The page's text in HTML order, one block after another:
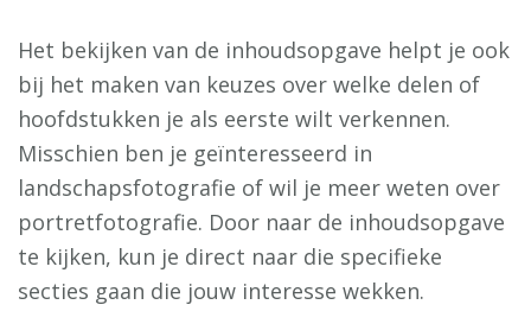
Het bekijken van de inhoudsopgave helpt je ook
bij het maken van keuzes over welke delen of
hoofdstukken je als eerste wilt verkennen.
Misschien ben je geïnteresseerd in
landschapsfotografie of wil je meer weten over
portretfotografie. Door naar de inhoudsopgave
te kijken, kun je direct naar die specifieke
secties gaan die jouw interesse wekken.